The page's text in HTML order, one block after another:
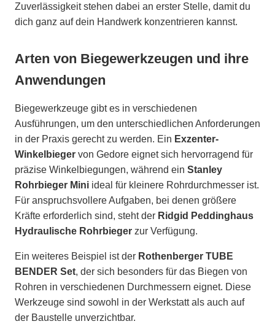
Zuverlässigkeit stehen dabei an erster Stelle, damit du
dich ganz auf dein Handwerk konzentrieren kannst.
Arten von Biegewerkzeugen und ihre
Anwendungen
Biegewerkzeuge gibt es in verschiedenen
Ausführungen, um den unterschiedlichen Anforderungen
in der Praxis gerecht zu werden. Ein Exzenter-
Winkelbieger von Gedore eignet sich hervorragend für
präzise Winkelbiegungen, während ein Stanley
Rohrbieger Mini ideal für kleinere Rohrdurchmesser ist.
Für anspruchsvollere Aufgaben, bei denen größere
Kräfte erforderlich sind, steht der Ridgid Peddinghaus
Hydraulische Rohrbieger zur Verfügung.
Ein weiteres Beispiel ist der Rothenberger TUBE
BENDER Set, der sich besonders für das Biegen von
Rohren in verschiedenen Durchmessern eignet. Diese
Werkzeuge sind sowohl in der Werkstatt als auch auf
der Baustelle unverzichtbar.